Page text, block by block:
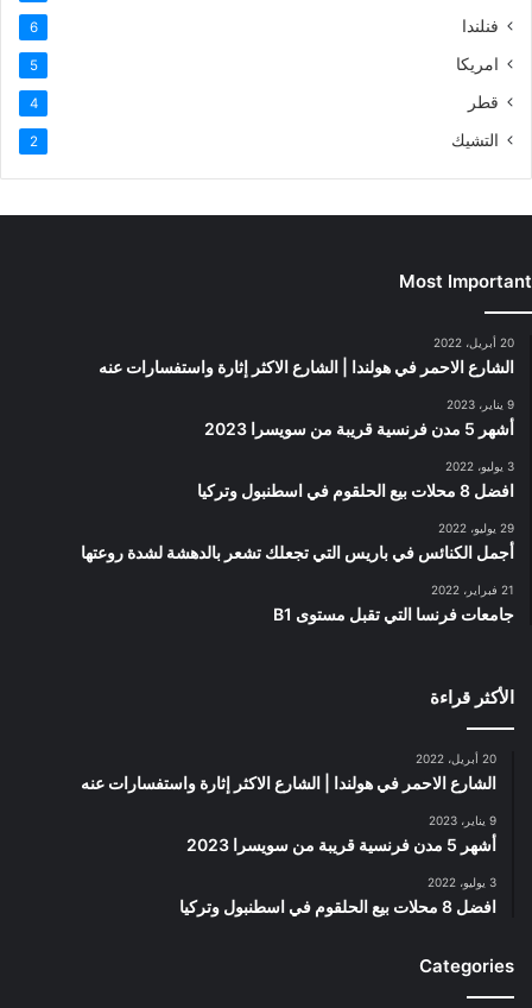
فنلندا 6
امريكا 5
قطر 4
التشيك 2
Most Important
20 أبريل، 2022
الشارع الاحمر في هولندا | الشارع الاكثر إثارة واستفسارات عنه
9 يناير، 2023
أشهر 5 مدن فرنسية قريبة من سويسرا 2023
3 يوليو، 2022
افضل 8 محلات بيع الحلقوم في اسطنبول وتركيا
29 يوليو، 2022
أجمل الكنائس في باريس التي تجعلك تشعر بالدهشة لشدة روعتها
21 فبراير، 2022
جامعات فرنسا التي تقبل مستوى B1
الأكثر قراءة
20 أبريل، 2022
الشارع الاحمر في هولندا | الشارع الاكثر إثارة واستفسارات عنه
9 يناير، 2023
أشهر 5 مدن فرنسية قريبة من سويسرا 2023
3 يوليو، 2022
افضل 8 محلات بيع الحلقوم في اسطنبول وتركيا
Categories